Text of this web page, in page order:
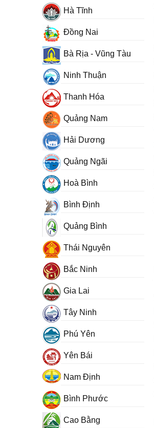
Hà Tĩnh
Đồng Nai
Bà Rịa - Vũng Tàu
Ninh Thuận
Thanh Hóa
Quảng Nam
Hải Dương
Quảng Ngãi
Hoà Bình
Bình Định
Quảng Bình
Thái Nguyên
Bắc Ninh
Gia Lai
Tây Ninh
Phú Yên
Yên Bái
Nam Định
Bình Phước
Cao Bằng